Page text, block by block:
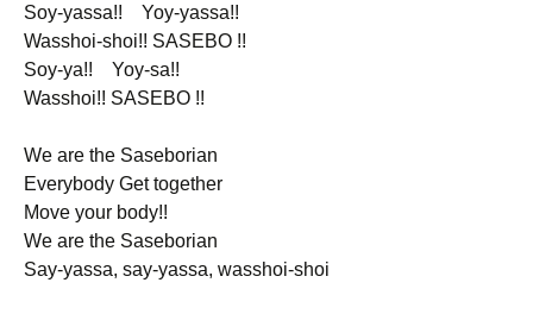
Soy-yassa!! Yoy-yassa!!
Wasshoi-shoi!! SASEBO !!
Soy-ya!! Yoy-sa!!
Wasshoi!! SASEBO !!
We are the Saseborian
Everybody Get together
Move your body!!
We are the Saseborian
Say-yassa, say-yassa, wasshoi-shoi